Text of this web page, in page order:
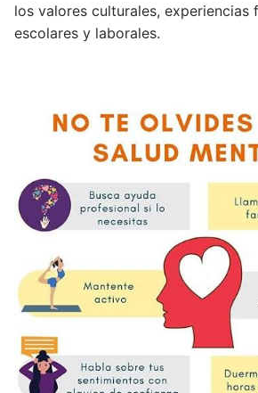
los valores culturales, experiencias
escolares y laborales.